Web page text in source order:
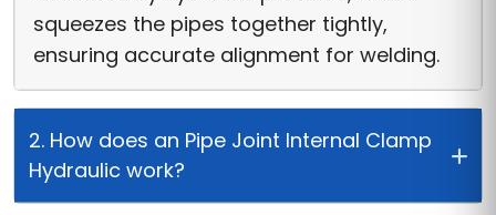
Hydraulic?
An Pipe Joint Internal Clamp Hydraulic is a
tool used in oil and gas drilling operations
to hold two pipe sections together during
the welding process. The clamp is
designed to fit inside the pipes and is